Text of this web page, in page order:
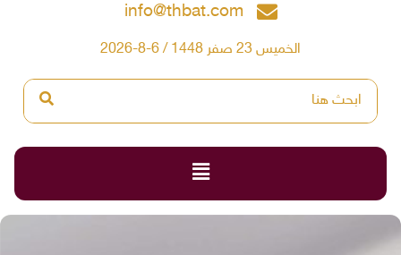
info@thbat.com
الخميس 23 صفر 1448 / 6-8-2026